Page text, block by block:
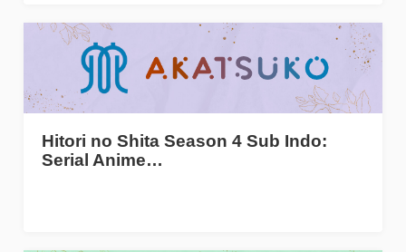
Hitori no Shita Season 4 Sub Indo:
Serial Anime…